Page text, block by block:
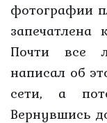
фотографии
запечатлена
Почти все
написал об
сети, а
Вернувшись